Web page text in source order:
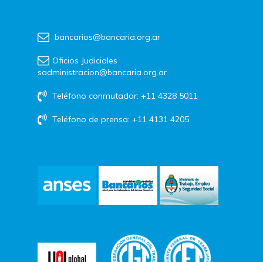
bancarios@bancaria.org.ar
Oficios Judiciales
sadministracion@bancaria.org.ar
Teléfono conmutador: +11 4328 5011
Teléfono de prensa: +11 4131 4205